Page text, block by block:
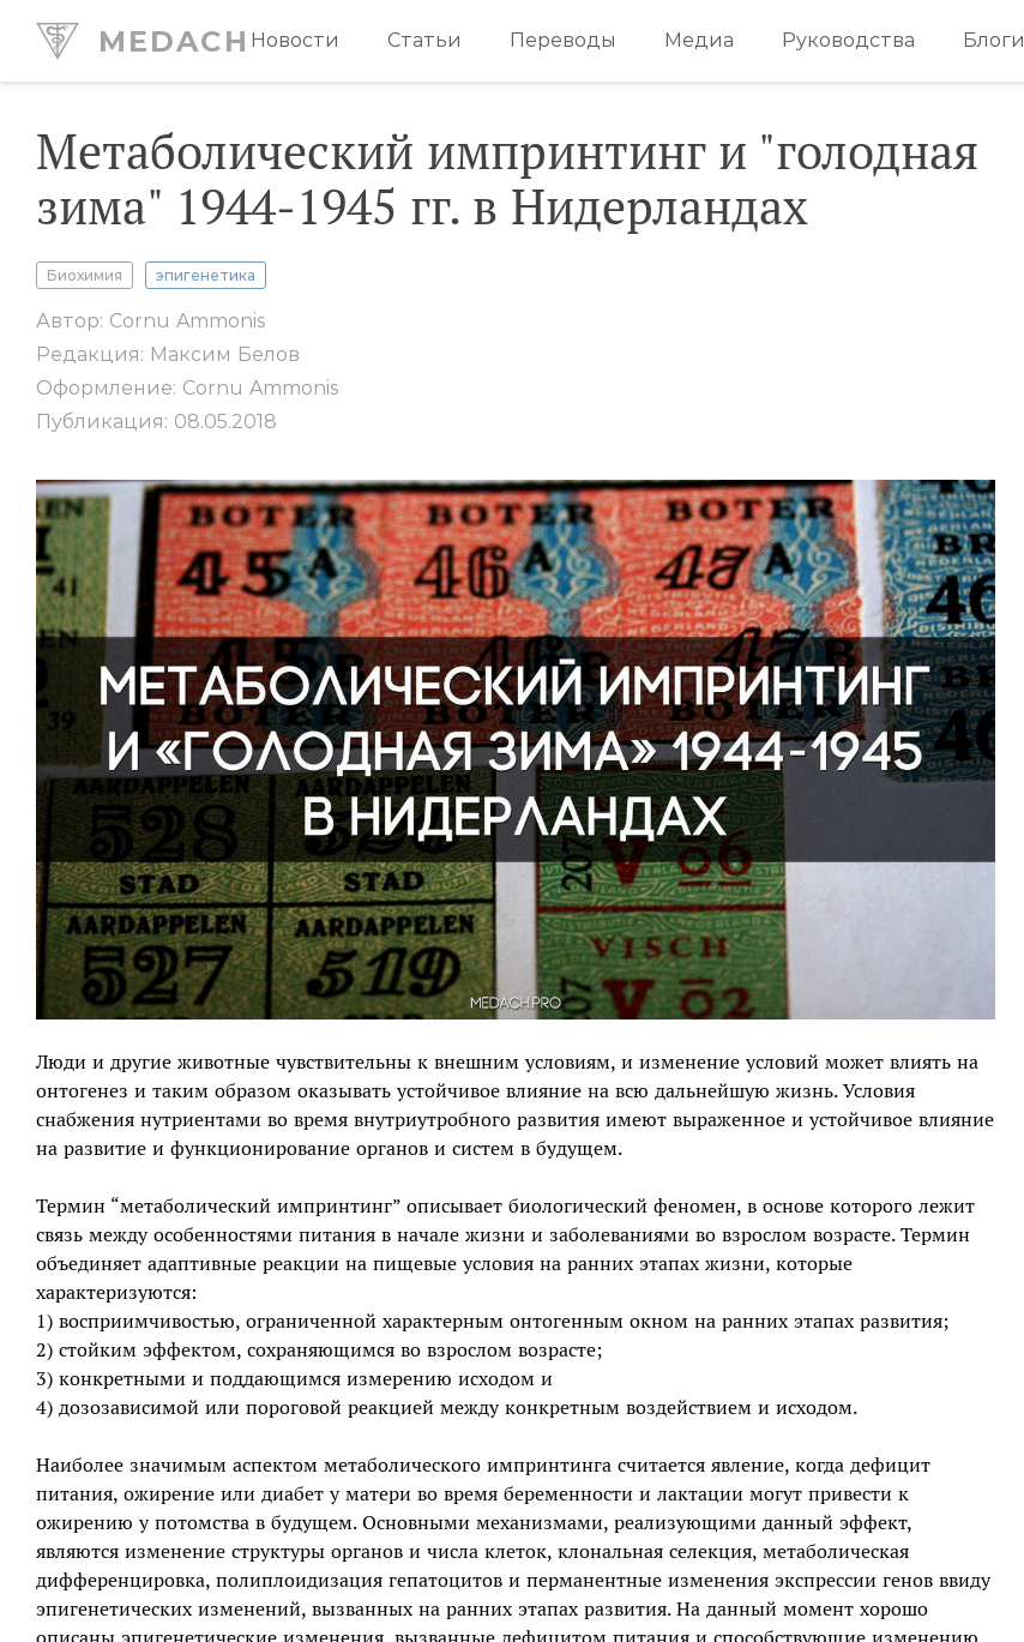
MEDACH Новости Статьи Переводы Медиа Руководства Блоги
Метаболический импринтинг и "голодная
зима" 1944‒1945 гг. в Нидерландах
Биохимия эпигенетика
Автор: Cornu Ammonis
Редакция: Максим Белов
Оформление: Cornu Ammonis
Публикация: 08.05.2018
Люди и другие животные чувствительны к внешним условиям, и изменение условий может влиять на
онтогенез и таким образом оказывать устойчивое влияние на всю дальнейшую жизнь. Условия
снабжения нутриентами во время внутриутробного развития имеют выраженное и устойчивое влияние
на развитие и функционирование органов и систем в будущем.
Термин “метаболический импринтинг” описывает биологический феномен, в основе которого лежит
связь между особенностями питания в начале жизни и заболеваниями во взрослом возрасте. Термин
объединяет адаптивные реакции на пищевые условия на ранних этапах жизни, которые
характеризуются:
1) восприимчивостью, ограниченной характерным онтогенным окном на ранних этапах развития;
2) стойким эффектом, сохраняющимся во взрослом возрасте;
3) конкретными и поддающимся измерению исходом и
4) дозозависимой или пороговой реакцией между конкретным воздействием и исходом.
Наиболее значимым аспектом метаболического импринтинга считается явление, когда дефицит
питания, ожирение или диабет у матери во время беременности и лактации могут привести к
ожирению у потомства в будущем. Основными механизмами, реализующими данный эффект,
являются изменение структуры органов и числа клеток, клональная селекция, метаболическая
дифференцировка, полиплоидизация гепатоцитов и перманентные изменения экспрессии генов ввиду
эпигенетических изменений, вызванных на ранних этапах развития. На данный момент хорошо